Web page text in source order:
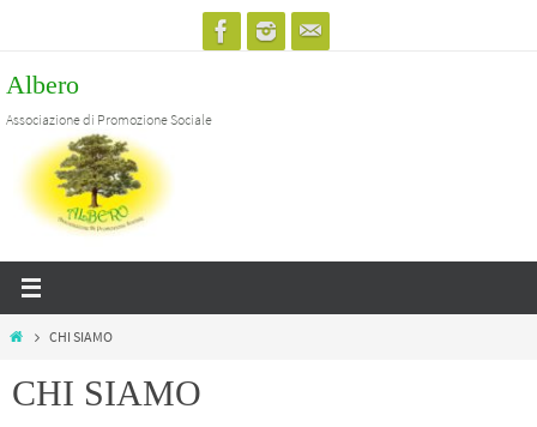
contenuto
Albero
Associazione di Promozione Sociale
HomeCHI SIAMO
CHI SIAMO